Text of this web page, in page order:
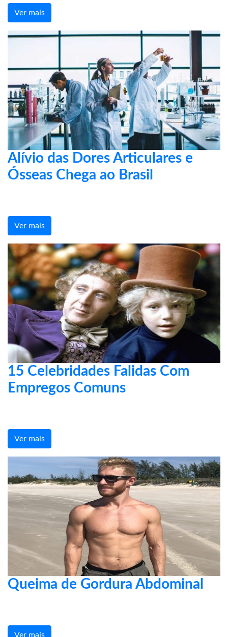
Ver mais
Alívio das Dores Articulares e
Ósseas Chega ao Brasil
Ver mais
15 Celebridades Falidas Com
Empregos Comuns
Ver mais
Queima de Gordura Abdominal
Ver mais